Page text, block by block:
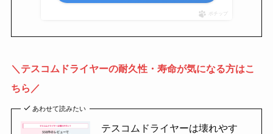
ポチップ
＼テスコムドライヤーの耐久性・寿命が気になる方はこ
ちら／
あわせて読みたい
テスコムドライヤーは壊れやす